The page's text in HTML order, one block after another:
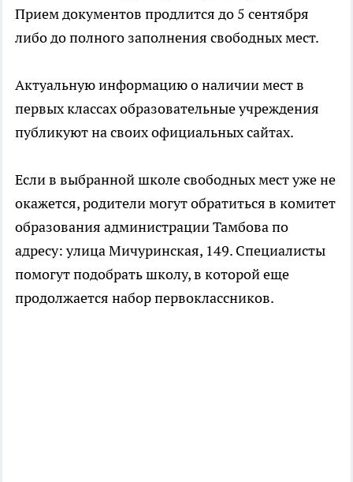
Прием документов продлится до 5 сентября
либо до полного заполнения свободных мест.
Актуальную информацию о наличии мест в
первых классах образовательные учреждения
публикуют на своих официальных сайтах.
Если в выбранной школе свободных мест уже не
окажется, родители могут обратиться в комитет
образования администрации Тамбова по
адресу: улица Мичуринская, 149. Специалисты
помогут подобрать школу, в которой еще
продолжается набор первоклассников.